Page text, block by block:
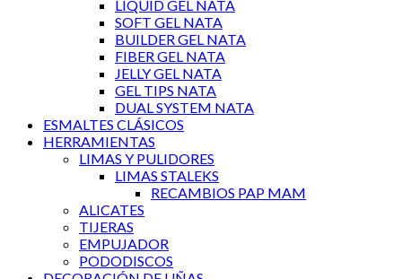
LIQUID GEL NATA
SOFT GEL NATA
BUILDER GEL NATA
FIBER GEL NATA
JELLY GEL NATA
GEL TIPS NATA
DUAL SYSTEM NATA
ESMALTES CLÁSICOS
HERRAMIENTAS
LIMAS Y PULIDORES
LIMAS STALEKS
RECAMBIOS PAP MAM
ALICATES
TIJERAS
EMPUJADOR
PODODISCOS